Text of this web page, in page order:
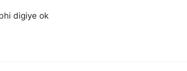
digiye ok